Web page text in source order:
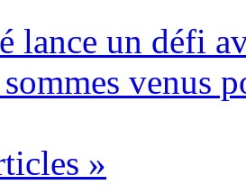
lance un défi
venus
»